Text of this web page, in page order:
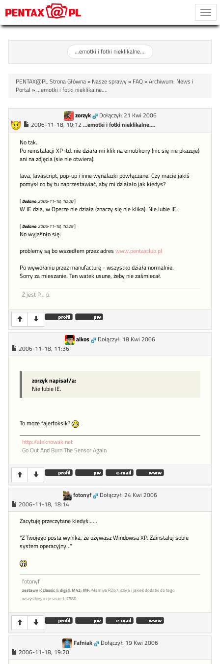
...emotki i fotki nieklikalne....
PENTAX@PL Strona Główna» Nasze sprawy» FAQ»Archiwum: News i
Portal »...emotki i fotki nieklikalne....
zorzyk
Dołączył: 21 Kwi 2006
2006-11-18, 10:12 ...emotki i fotki nieklikalne....
No tak.
Po reinstalacji XP itd. nie działa mi klik na emotikony (nic się nie pkazuje)
ani na zdjęcia (sie nie otwiera).
Java, Javascript, pop-up i inne wynalazki powłączane. Czy macie jakiś
pomysł co by tu naprzestawiać, aby mi działało jak kiedys?
[Dodano: 2006-11-18, 10:20]
W IE dzia, w Operze nie działa (znaczy się nie klika). Nie lubie IE.
[Dodano: 2006-11-18, 10:29]
No wyjaśnło się:
problemy są bo wszedłem przez adres www.pentaxclub.pl
Po wywołaniu przez manufacturę - wszystko działa normalnie.
Sorry za mieszanie. Ten watek usune, żeby nie zaśmiecał.
Ż jest P... p.
alkos
Dołączył: 18 Kwi 2006
2006-11-18, 11:36
zorzyk napisał/a:
Nie lubie IE.
To moze fajerfoksik?
http://aleknowak.net
Go Out And Burn The Sensor Again
fotonyf
Dołączył: 24 Kwi 2006
2006-11-18, 18:14
Zacytuję przeczytane kiedyś:.....
"Z Twojego posta wynika, że używasz Windowsa XP. Zainstaluj sobie
system operacyjny..."
fotonyf
zestawy K classic&digi&M42; MF:Mamiya RZ67; szkła i jakieś dodatki do tego
wszystkiego i jeszcze L-758D
Fafniak
Dołączył: 19 Kwi 2006
2006-11-18, 19:20